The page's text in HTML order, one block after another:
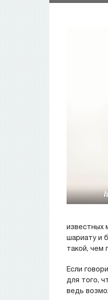
известных
шариату и
такой, чем
Если
для того,
ведь